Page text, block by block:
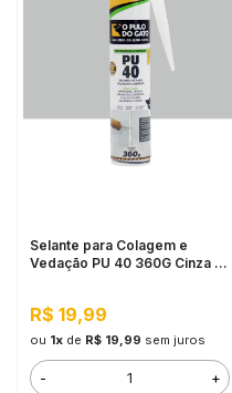
Selante para Colagem e
Vedação PU 40 360G Cinza -
R$ 19,99
ou 1xde R$ 19,99 sem juros
- +